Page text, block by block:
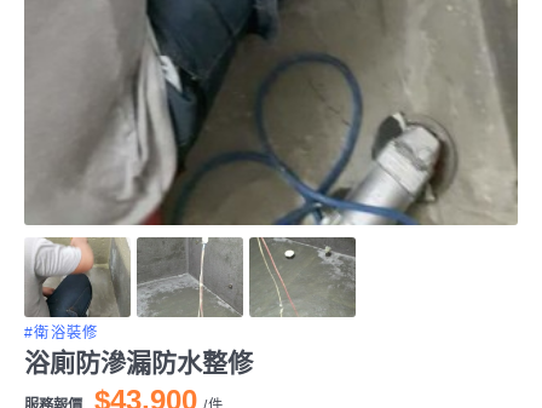
#衛浴裝修
浴廁防滲漏防水整修
$43,900